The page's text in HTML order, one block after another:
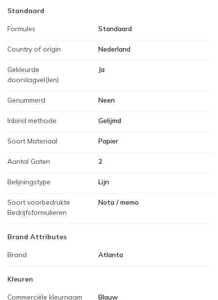
Standaard
Formules Standaard
Country of origin Nederland
Gekleurde
doorslagvel(len)
Ja
Genummerd Neen
Inbind methode Gelijmd
Soort Materiaal Papier
Aantal Gaten 2
Belijningstype Lijn
Soort voorbedrukte
Bedrijfsformulieren
Nota / memo
Brand Attributes
Brand Atlanta
Kleuren
Commerciële kleurnaam Blauw